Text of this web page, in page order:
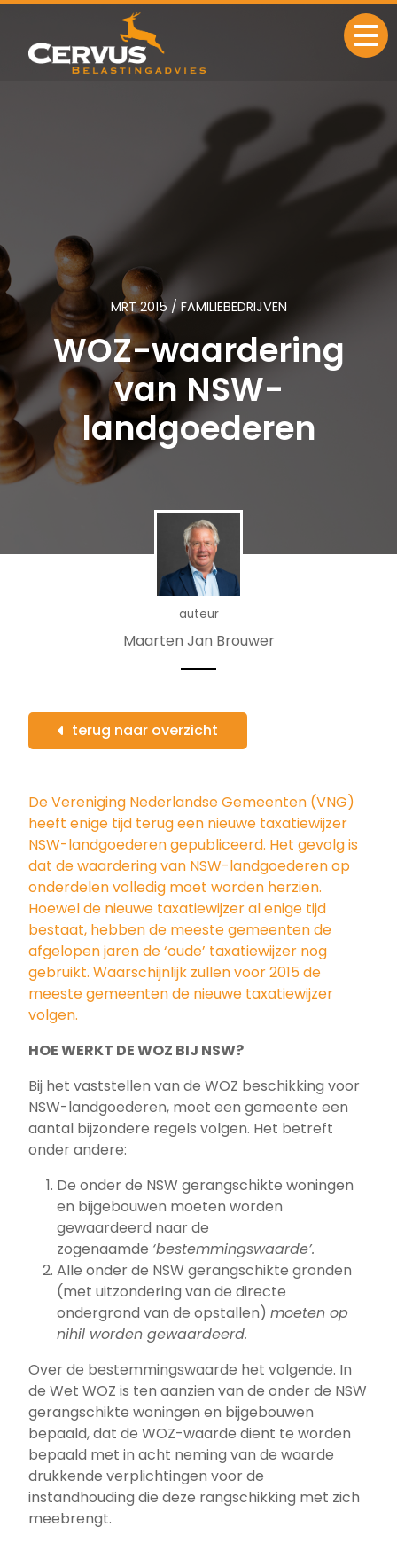
Ga naar de inhoud
MRT 2015 / FAMILIEBEDRIJVEN
WOZ-waardering
van NSW-
landgoederen
auteur
Maarten Jan Brouwer
terug naar overzicht
De Vereniging Nederlandse Gemeenten (VNG)
heeft enige tijd terug een nieuwe taxatiewijzer
NSW-landgoederen gepubliceerd. Het gevolg is
dat de waardering van NSW-landgoederen op
onderdelen volledig moet worden herzien.
Hoewel de nieuwe taxatiewijzer al enige tijd
bestaat, hebben de meeste gemeenten de
afgelopen jaren de ‘oude’ taxatiewijzer nog
gebruikt. Waarschijnlijk zullen voor 2015 de
meeste gemeenten de nieuwe taxatiewijzer
volgen.
HOE WERKT DE WOZ BIJ NSW?
Bij het vaststellen van de WOZ beschikking voor
NSW-landgoederen, moet een gemeente een
aantal bijzondere regels volgen. Het betreft
onder andere:
De onder de NSW gerangschikte woningen
en bijgebouwen moeten worden
gewaardeerd naar de
zogenaamde ‘bestemmingswaarde’.
Alle onder de NSW gerangschikte gronden
(met uitzondering van de directe
ondergrond van de opstallen) moeten op
nihil worden gewaardeerd.
Over de bestemmingswaarde het volgende. In
de Wet WOZ is ten aanzien van de onder de NSW
gerangschikte woningen en bijgebouwen
bepaald, dat de WOZ-waarde dient te worden
bepaald met in acht neming van de waarde
drukkende verplichtingen voor de
instandhouding die deze rangschikking met zich
meebrengt.